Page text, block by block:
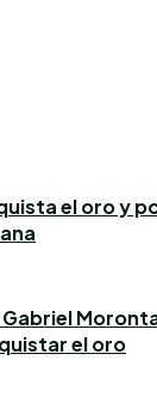
el oro y
el oro